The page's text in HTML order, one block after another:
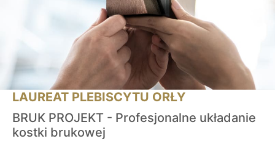
LAUREAT PLEBISCYTU ORŁY
BRUK PROJEKT - Profesjonalne układanie
kostki brukowej